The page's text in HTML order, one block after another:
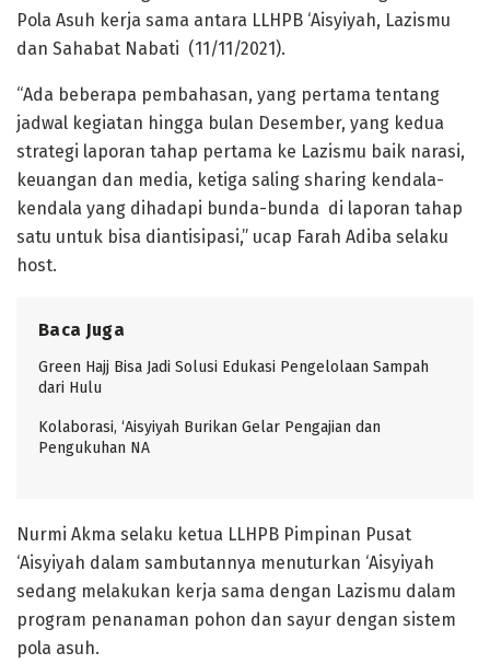
Pola Asuh kerja sama antara LLHPB ‘Aisyiyah, Lazismu
dan Sahabat Nabati (11/11/2021).
“Ada beberapa pembahasan, yang pertama tentang
jadwal kegiatan hingga bulan Desember, yang kedua
strategi laporan tahap pertama ke Lazismu baik narasi,
keuangan dan media, ketiga saling sharing kendala-
kendala yang dihadapi bunda-bunda di laporan tahap
satu untuk bisa diantisipasi,” ucap Farah Adiba selaku
host.
Baca Juga
Green Hajj Bisa Jadi Solusi Edukasi Pengelolaan Sampah
dari Hulu
Kolaborasi, ‘Aisyiyah Burikan Gelar Pengajian dan
Pengukuhan NA
Nurmi Akma selaku ketua LLHPB Pimpinan Pusat
‘Aisyiyah dalam sambutannya menuturkan ‘Aisyiyah
sedang melakukan kerja sama dengan Lazismu dalam
program penanaman pohon dan sayur dengan sistem
pola asuh.